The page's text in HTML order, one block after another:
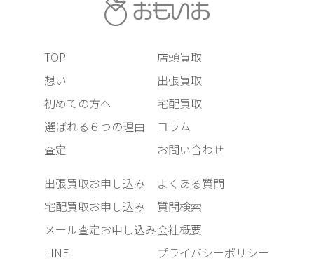
TOP
想い
初めての方へ
選ばれる６つの理由
査定
店頭買取
出張買取
宅配買取
コラム
お問い合わせ
出張買取お申し込み
宅配買取お申し込み
メール査定お申し込み
LINE
よくある質問
質問検索
会社概要
プライバシーポリシー